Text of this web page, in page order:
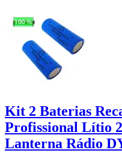
Kit 2 Baterias
Profissional Lítio
Lanterna Rádio